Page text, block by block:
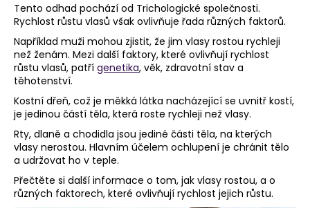
Tento odhad pochází od Trichologické společnosti.
Rychlost růstu vlasů však ovlivňuje řada různých faktorů.
Například muži mohou zjistit, že jim vlasy rostou rychleji
než ženám. Mezi další faktory, které ovlivňují rychlost
růstu vlasů, patří genetika, věk, zdravotní stav a
těhotenství.
Kostní dřeň, což je měkká látka nacházející se uvnitř kostí,
je jedinou částí těla, která roste rychleji než vlasy.
Rty, dlaně a chodidla jsou jediné části těla, na kterých
vlasy nerostou. Hlavním účelem ochlupení je chránit tělo
a udržovat ho v teple.
Přečtěte si další informace o tom, jak vlasy rostou, a o
různých faktorech, které ovlivňují rychlost jejich růstu.
a
j
í
t
?